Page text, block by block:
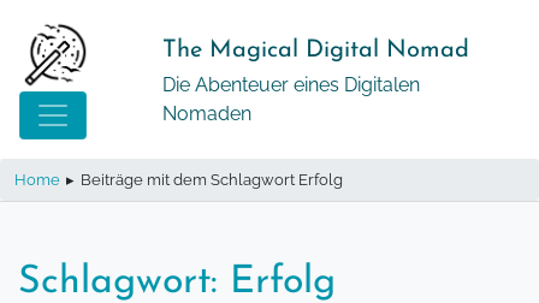
zum
Inhalt
The Magical Digital Nomad
Die Abenteuer eines Digitalen
Nomaden
Home ▸ Beiträge mit dem Schlagwort Erfolg
Schlagwort: Erfolg